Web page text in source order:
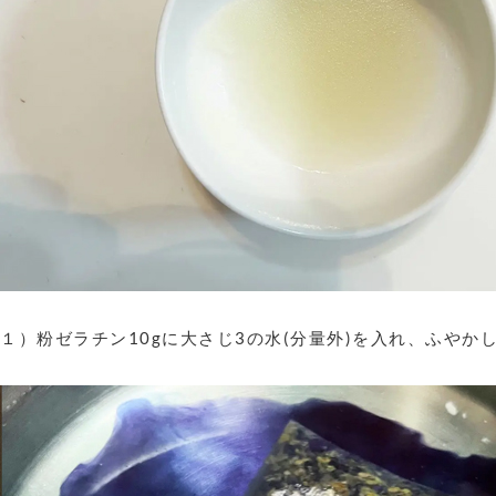
１）粉ゼラチン10gに大さじ3の水(分量外)を入れ、ふやか